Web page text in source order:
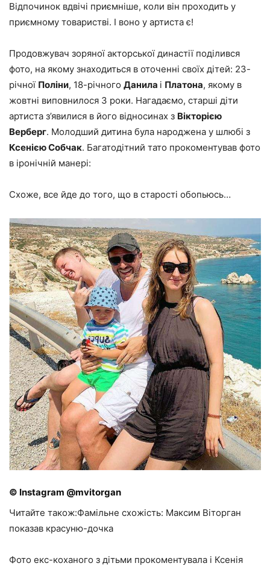
Відпочинок вдвічі приємніше, коли він проходить у
приємному товаристві. І воно у артиста є!
Продовжувач зоряної акторської династії поділився
фото, на якому знаходиться в оточенні своїх дітей: 23-
річної Поліни, 18-річного Данила і Платона, якому в
жовтні виповнилося 3 роки. Нагадаємо, старші діти
артиста з’явилися в його відносинах з Вікторією
Верберг. Молодший дитина була народжена у шлюбі з
Ксенією Собчак. Багатодітний тато прокоментував фото
в іронічній манері:
Схоже, все йде до того, що в старості обопьюсь…
© Instagram @mvitorgan
Читайте також:Фамільне схожість: Максим Віторган
показав красуню-дочка
Фото екс-коханого з дітьми прокоментувала і Ксенія